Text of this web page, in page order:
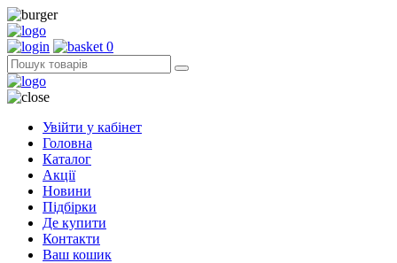
0
Увійти у кабінет
Головна
Каталог
Акції
Новини
Підбірки
Де купити
Контакти
Ваш кошик